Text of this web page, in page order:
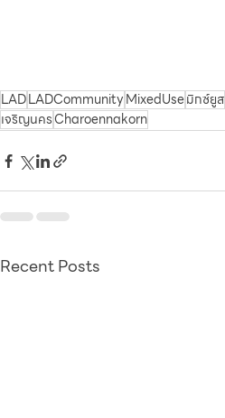
LADLADCommunityMixedUseมิกซ์ยูส
เจริญนครCharoennakorn
Recent Posts